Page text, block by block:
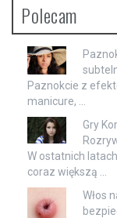
Polecam
Paznokcie z
manicure, …
Gry
W ostatnich
coraz większą …
Włos